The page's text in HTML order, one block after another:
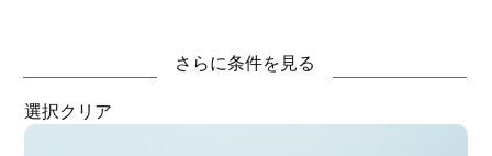
さらに条件を見る
選択クリア